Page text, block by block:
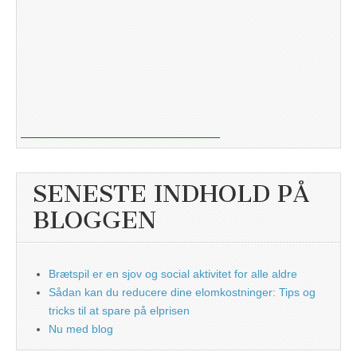
SENESTE INDHOLD PÅ
BLOGGEN
Brætspil er en sjov og social aktivitet for alle aldre
Sådan kan du reducere dine elomkostninger: Tips og
tricks til at spare på elprisen
Nu med blog